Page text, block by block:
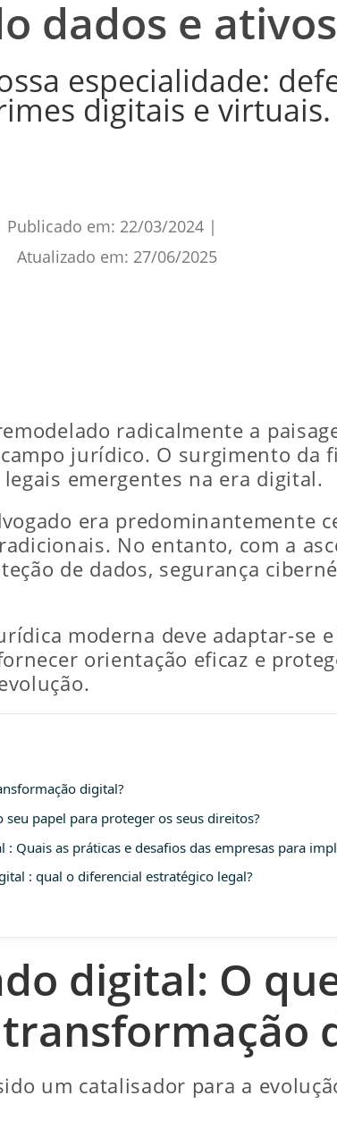
dados e
especialidade:
digitais e virtuais.
Publicado em: 22/03/2024 |
Atualizado em: 27/06/2025
radicalmente a
jurídico. O surgimento da
emergentes na era digital.
era predominantemente
No entanto, com a
de dados, segurança
moderna deve adaptar-se
orientação eficaz e
digital?
papel para proteger os seus direitos?
Quais as práticas e desafios das empresas para
: qual o diferencial estratégico legal?
digital: O
transformação
um catalisador para a